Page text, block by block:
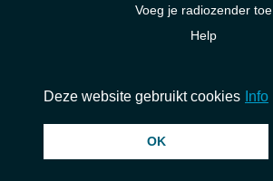
Voeg je radiozender toe
Help
© 2026 InstantAudio. Alle rechten voorbehouden. ・
Deze website gebruikt cookies Info
OK